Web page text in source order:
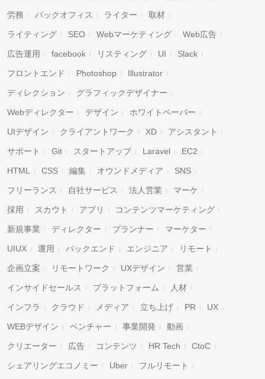
労務 バックオフィス ライター 取材
ライティング SEO Webマーケティング Web広告
広告運用 facebook リスティング UI Slack
フロントエンド Photoshop Illustrator
ディレクション グラフィックデザイナー
Webディレクター デザイン ホワイトペーパー
UIデザイン クライアントワーク XD アシスタント
サポート Git スタートアップ Laravel EC2
HTML CSS 編集 オウンドメディア SNS
フリーランス 自社サービス 法人営業 マーケ
採用 スカウト アプリ コンテンツマーケティング
新規事業 ディレクター プランナー マーケター
UIUX 運用 バックエンド エンジニア リモート
企画立案 リモートワーク UXデザイン 営業
インサイドセールス プラットフォーム 人材
インフラ クラウド メディア 立ち上げ PR UX
WEBデザイン ベンチャー 事業開発 動画
クリエーター 広告 コンテンツ HR Tech CtoC
シェアリングエコノミー Uber フルリモート